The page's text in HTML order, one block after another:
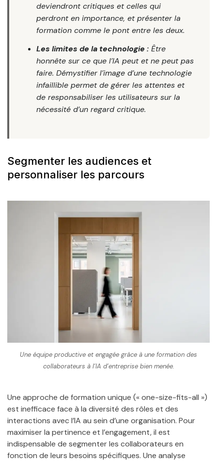
deviendront critiques et celles qui
perdront en importance, et présenter la
formation comme le pont entre les deux.
Les limites de la technologie : Être
honnête sur ce que l’IA peut et ne peut pas
faire. Démystifier l’image d’une technologie
infaillible permet de gérer les attentes et
de responsabiliser les utilisateurs sur la
nécessité d’un regard critique.
Segmenter les audiences et
personnaliser les parcours
Une équipe productive et engagée grâce à une formation des
collaborateurs à l’IA d’entreprise bien menée.
Une approche de formation unique (« one-size-fits-all »)
est inefficace face à la diversité des rôles et des
interactions avec l’IA au sein d’une organisation. Pour
maximiser la pertinence et l’engagement, il est
indispensable de segmenter les collaborateurs en
fonction de leurs besoins spécifiques. Une analyse